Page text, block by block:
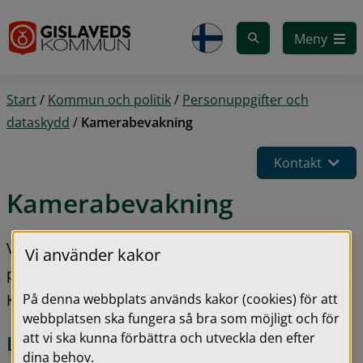
Meny
Start/ Kommun och politik/ Personuppgifter och
dataskydd / Kamerabevakning
Kontakt
Kamerabevakning
Vi arbetar aktivt mot skadegörelse och andra
problem i utemiljöer och i skolmiljön.
Kamerabevakning är en del av det arbetet.
Laglig grund för kamerabevakning
Vi använder kakor
På denna webbplats används kakor (cookies) för att
webbplatsen ska fungera så bra som möjligt och för
att vi ska kunna förbättra och utveckla den efter
dina behov.